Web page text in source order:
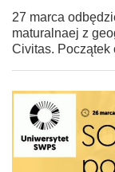
27 marca
maturalnaej z
Civitas. Początek